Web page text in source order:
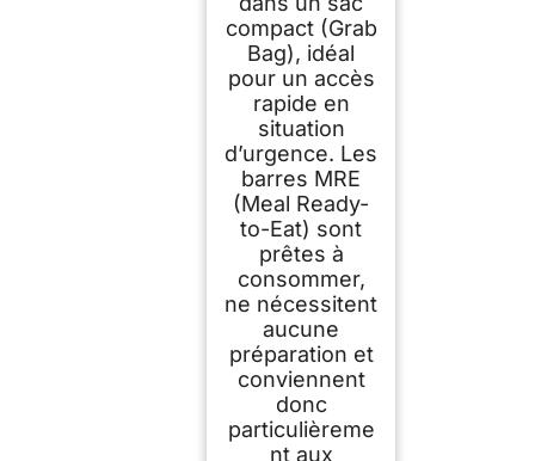
compact (Grab
Bag), idéal
pour un accès
rapide en
situation
d’urgence. Les
barres MRE
(Meal Ready-
to-Eat) sont
prêtes à
consommer,
ne nécessitent
aucune
préparation et
conviennent
donc
particulièreme
nt aux